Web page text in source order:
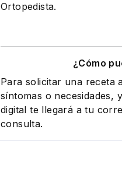
Ortopedista.
¿Cómo
Para solicitar una receta
síntomas o necesidades,
digital te llegará a tu
consulta.